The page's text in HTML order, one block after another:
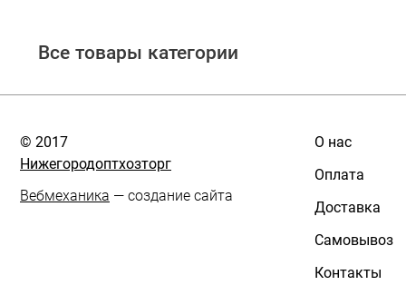
Все товары категории
© 2017
Нижегородоптхозторг
Вебмеханика — создание сайта
О нас
Оплата
Доставка
Самовывоз
Контакты